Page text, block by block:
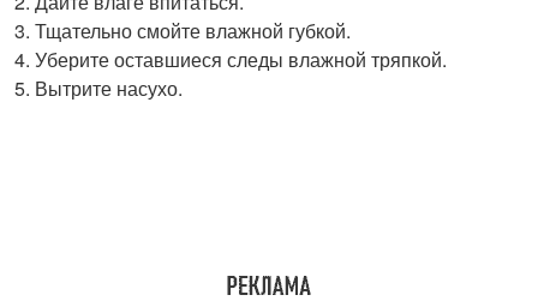
Тщательно смойте влажной губкой.
Уберите оставшиеся следы влажной тряпкой.
Вытрите насухо.